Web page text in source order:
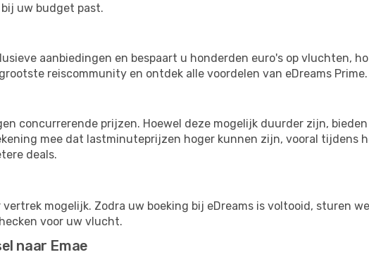
uw budget past.
aanbiedingen en bespaart u honderden euro's op vluchten,
reiscommunity en ontdek alle voordelen van eDreams Prime.
concurrerende prijzen. Hoewel deze mogelijk duurder zijn,
mee dat lastminuteprijzen hoger kunnen zijn, vooral tijdens
deals.
mogelijk. Zodra uw boeking bij eDreams is voltooid, sturen
voor uw vlucht.
naar Emae